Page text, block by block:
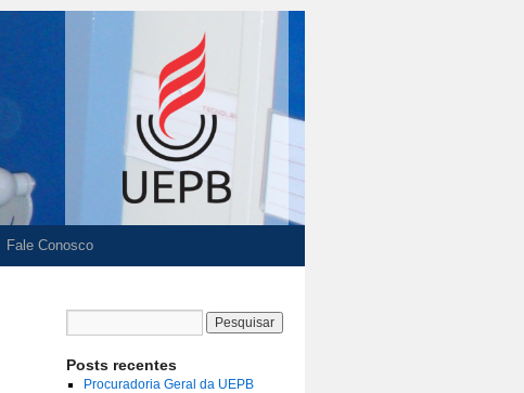
Fale Conosco
Posts recentes
Procuradoria Geral da UEPB